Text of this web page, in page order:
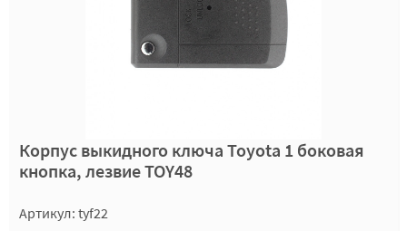
Корпус выкидного ключа Toyota 1 боковая
кнопка, лезвие TOY48
Артикул: tyf22